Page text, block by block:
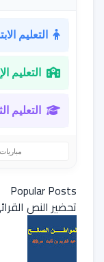
التعليم
التعليم
التعليم
مباريات
Popular Posts
تحضير النص